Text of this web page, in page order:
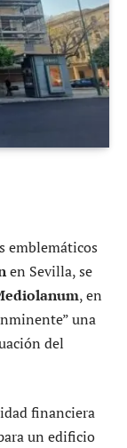
emblemáticos
en Sevilla, se
, en
una
del
financiera
un edificio